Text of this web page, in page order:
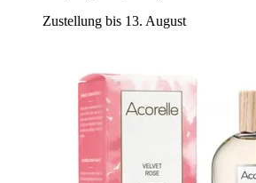
Zustellung bis 13. August